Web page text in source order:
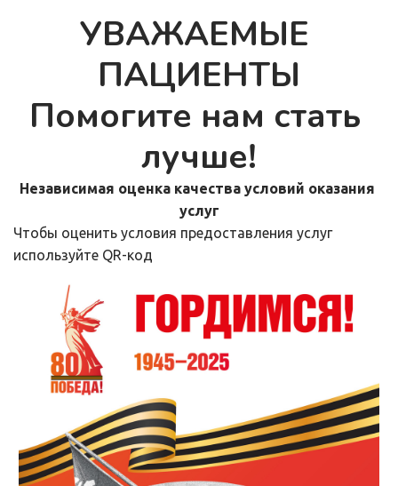
УВАЖАЕМЫЕ
ПАЦИЕНТЫ
Помогите нам стать
лучше!
Независимая оценка качества условий оказания
услуг
Чтобы оценить условия предоставления услуг
используйте QR-код